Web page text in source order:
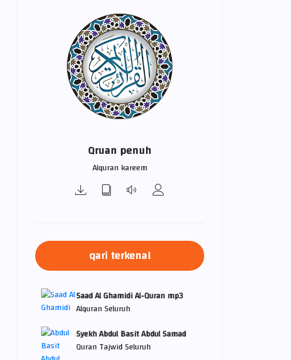
Qruan penuh
Alquran kareem
qari terkenal
Saad Al Ghamidi Al-Quran mp3
Alquran Seluruh
Syekh Abdul Basit Abdul Samad
Quran Tajwid Seluruh